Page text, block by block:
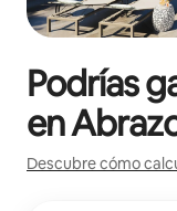
Podrías
en
Descubre cómo